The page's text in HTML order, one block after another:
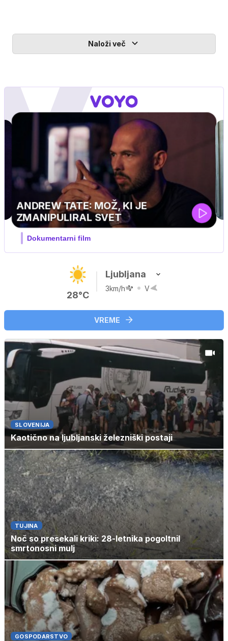
Naloži več
MOJ PRIJATELJ PINGVIN
Film meseca / družinski, pustolovski
28°C
Ljubljana
3km/h V
VREME
SLOVENIJA
Kaotično na ljubljanski železniški postaji
TUJINA
Noč so presekali kriki: 28-letnika pogoltnil
smrtonosni mulj
GOSPODARSTVO